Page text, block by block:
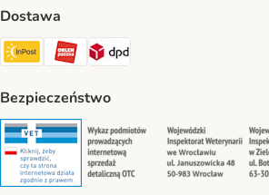
Dostawa
Paczkomat® Shipping Method
ORLEN Paczka Shipping Method
DPD Shipping Method
Bezpieczeństwo
Security Security